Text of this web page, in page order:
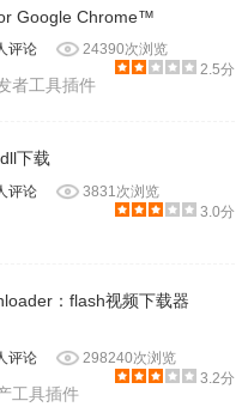
Google Chrome™
评论
24390次浏览
2.5分
者工具插件
下载
评论
3831次浏览
3.0分
：flash视频下载器
评论
298240次浏览
3.2分
工具插件